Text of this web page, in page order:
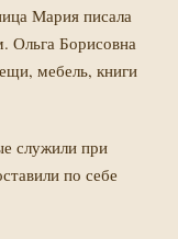
Мария писала
Ольга Борисовна
мебель, книги
служили при
по себе